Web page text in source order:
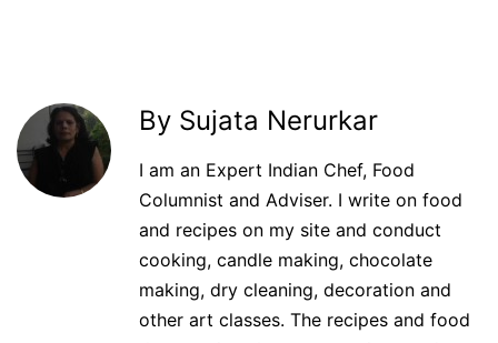
By Sujata Nerurkar
I am an Expert Indian Chef, Food
Columnist and Adviser. I write on food
and recipes on my site and conduct
cooking, candle making, chocolate
making, dry cleaning, decoration and
other art classes. The recipes and food